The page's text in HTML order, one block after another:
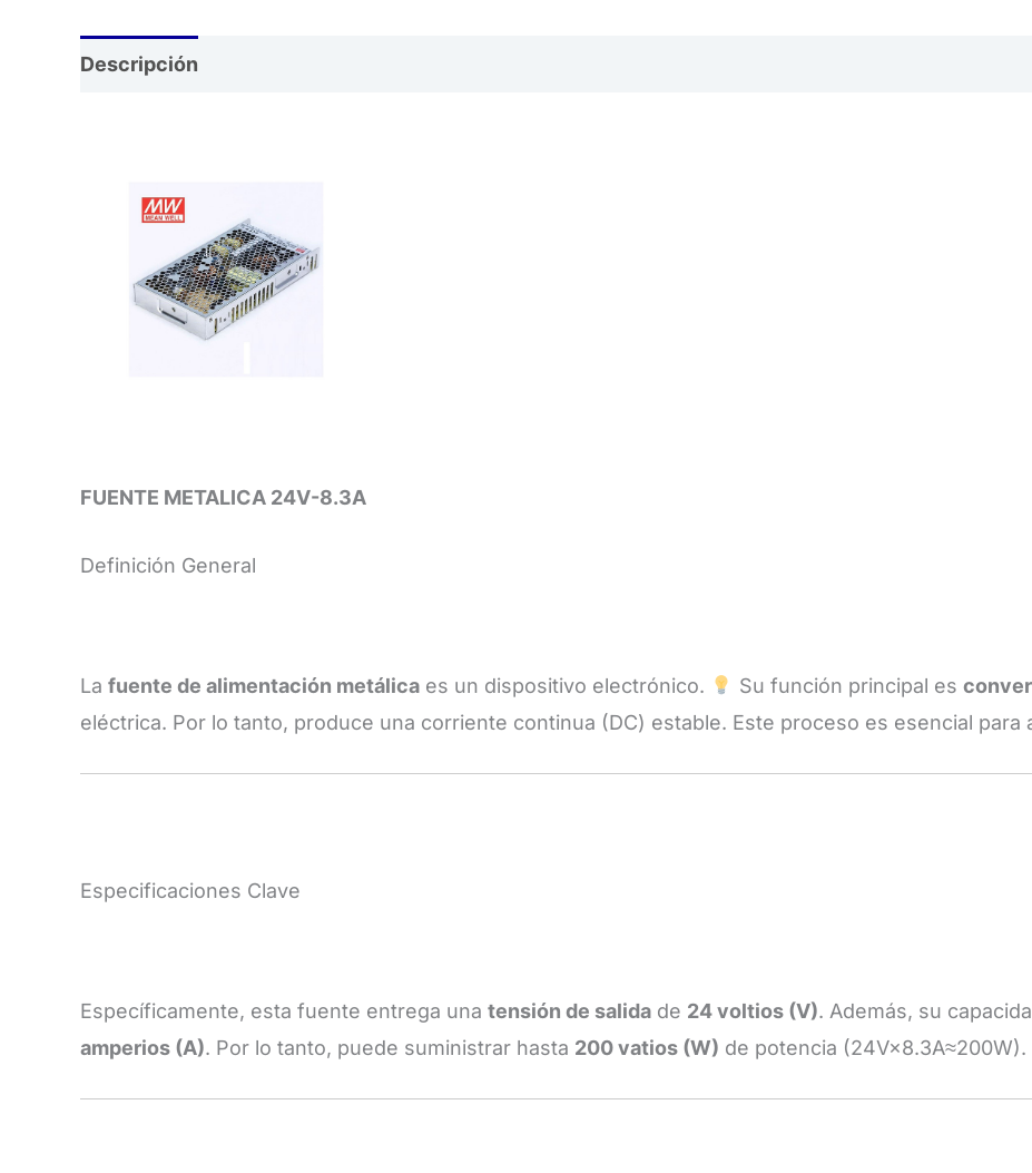
Descripción
FUENTE METALICA 24V-8.3A
Definición General
La fuente de alimentación metálica es un dispositivo electrónico. Su función principal es
eléctrica. Por lo tanto, produce una corriente continua (DC) estable. Este proceso es esencial para
Especificaciones Clave
Específicamente, esta fuente entrega una tensión de salida de 24 voltios (V). Además, su
amperios (A). Por lo tanto, puede suministrar hasta 200 vatios (W) de potencia (24V×8.3A≈200W).